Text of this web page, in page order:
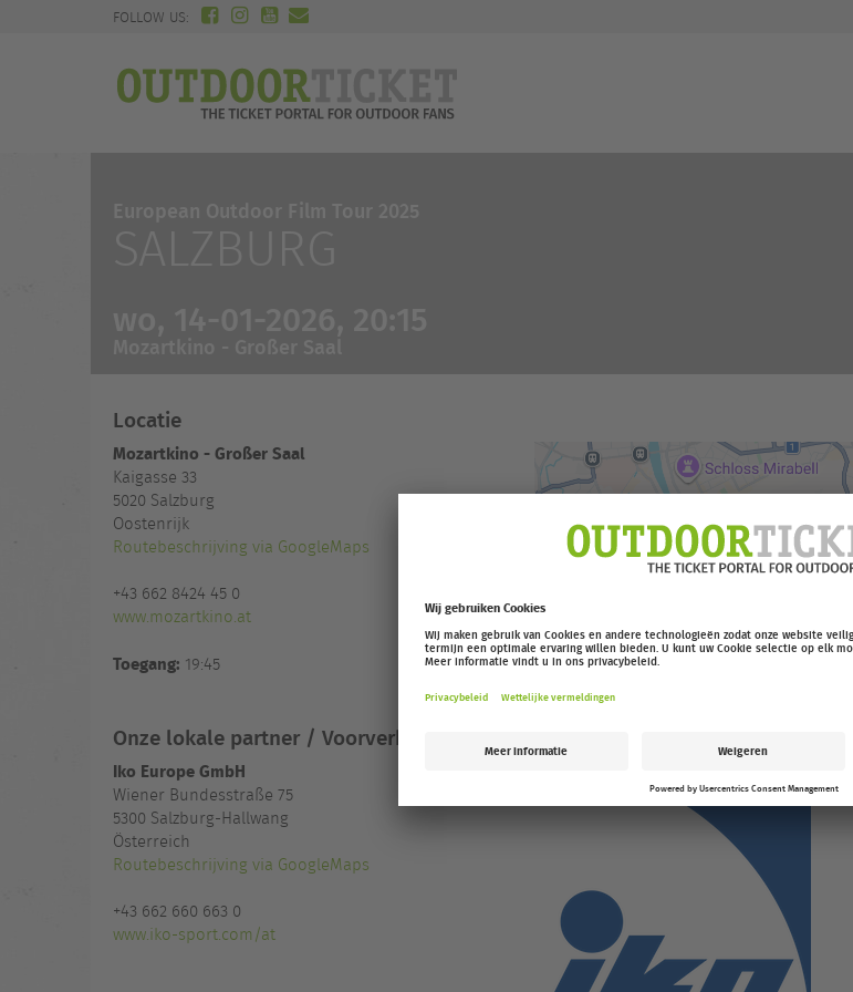
FOLLOW US:
Locatie
Mozartkino - Großer Saal
Kaigasse 33
5020 Salzburg
Oostenrijk
Routebeschrijving via GoogleMaps
+43 662 8424 45 0
www.mozartkino.at
Toegang: 19:45
Onze lokale partner / Voorverkoopadres
Iko Europe GmbH
Wiener Bundesstraße 75
5300 Salzburg-Hallwang
Österreich
Routebeschrijving via GoogleMaps
+43 662 660 663 0
www.iko-sport.com/at